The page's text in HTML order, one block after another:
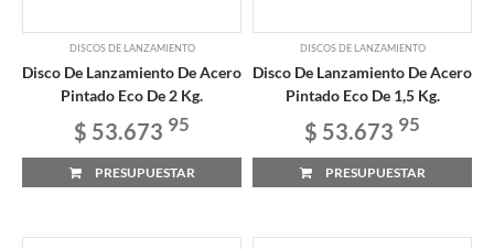
DISCOS DE LANZAMIENTO
Disco De Lanzamiento De Acero
Pintado Eco De 2 Kg.
$ 53.673 95
PRESUPUESTAR
DISCOS DE LANZAMIENTO
Disco De Lanzamiento De Acero
Pintado Eco De 1,5 Kg.
$ 53.673 95
PRESUPUESTAR